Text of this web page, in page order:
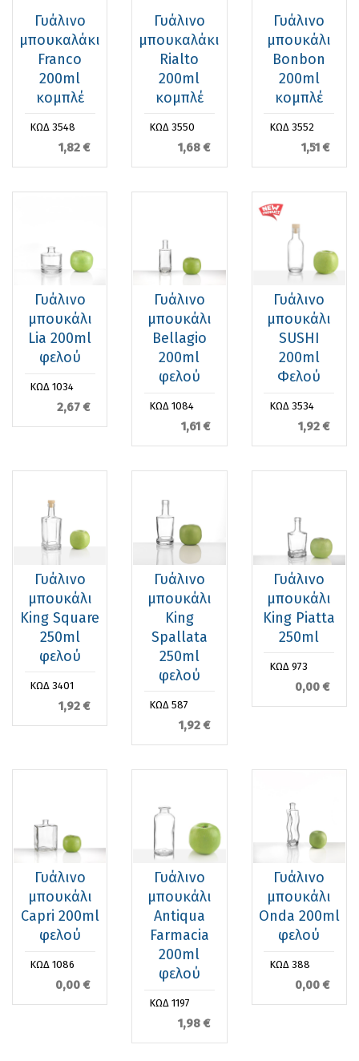
Γυάλινο
μπουκαλάκι
Franco
200ml
κομπλέ
ΚΩΔ 3548
1,82 €
Γυάλινο
μπουκαλάκι
Rialto
200ml
κομπλέ
ΚΩΔ 3550
1,68 €
Γυάλινο
μπουκάλι
Bonbon
200ml
κομπλέ
ΚΩΔ 3552
1,51 €
Γυάλινο
μπουκάλι
Lia 200ml
φελού
ΚΩΔ 1034
2,67 €
Γυάλινο
μπουκάλι
Bellagio
200ml
φελού
ΚΩΔ 1084
1,61 €
Γυάλινο
μπουκάλι
SUSHI
200ml
Φελού
ΚΩΔ 3534
1,92 €
Γυάλινο
μπουκάλι
King Square
250ml
φελού
ΚΩΔ 3401
1,92 €
Γυάλινο
μπουκάλι
King
Spallata
250ml
φελού
ΚΩΔ 587
1,92 €
Γυάλινο
μπουκάλι
King Piatta
250ml
ΚΩΔ 973
0,00 €
Γυάλινο
μπουκάλι
Capri 200ml
φελού
ΚΩΔ 1086
0,00 €
Γυάλινο
μπουκάλι
Antiqua
Farmacia
200ml
φελού
ΚΩΔ 1197
1,98 €
Γυάλινο
μπουκάλι
Onda 200ml
φελού
ΚΩΔ 388
0,00 €